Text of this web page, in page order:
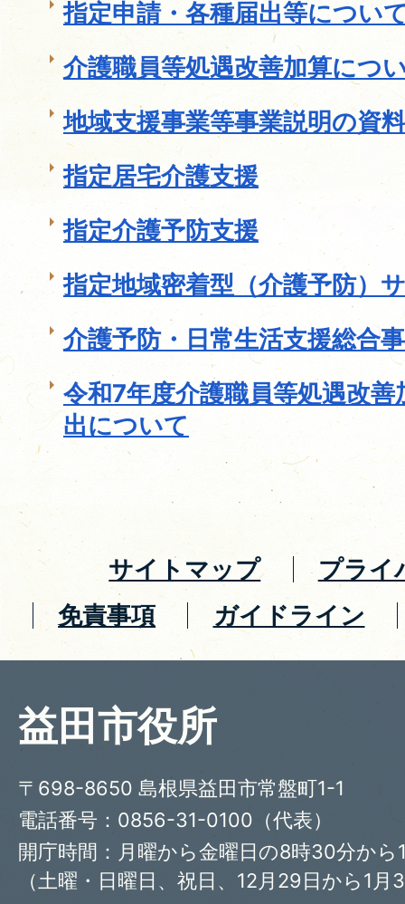
指定申請・各種届出等につい
介護職員等処遇改善加算につ
地域支援事業等事業説明の資
指定居宅介護支援
指定介護予防支援
指定地域密着型（介護予防）
介護予防・日常生活支援総合
令和7年度介護職員等処遇改
出について
サイトマップ
プライ
免責事項
ガイドライン
益田市役所
〒698-8650 島根県益田市常盤町1-1
電話番号：0856-31-0100（代表）
開庁時間：月曜から金曜日の8時30分から
（土曜・日曜日、祝日、12月29日から1月